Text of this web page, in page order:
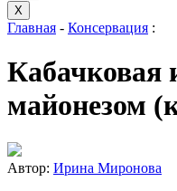
X
Главная - Консервация :
Кабачковая
майонезом
Автор: Ирина Миронова